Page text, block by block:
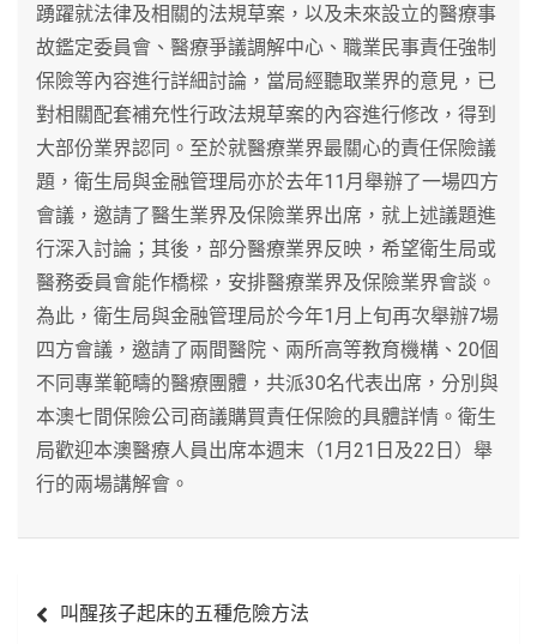
踴躍就法律及相關的法規草案，以及未來設立的醫療事
故鑑定委員會、醫療爭議調解中心、職業民事責任強制
保險等內容進行詳細討論，當局經聽取業界的意見，已
對相關配套補充性行政法規草案的內容進行修改，得到
大部份業界認同。至於就醫療業界最關心的責任保險議
題，衛生局與金融管理局亦於去年11月舉辦了一場四方
會議，邀請了醫生業界及保險業界出席，就上述議題進
行深入討論；其後，部分醫療業界反映，希望衛生局或
醫務委員會能作橋樑，安排醫療業界及保險業界會談。
為此，衛生局與金融管理局於今年1月上旬再次舉辦7場
四方會議，邀請了兩間醫院、兩所高等教育機構、20個
不同專業範疇的醫療團體，共派30名代表出席，分別與
本澳七間保險公司商議購買責任保險的具體詳情。衛生
局歡迎本澳醫療人員出席本週末（1月21日及22日）舉
行的兩場講解會。
章
叫醒孩子起床的五種危險方法